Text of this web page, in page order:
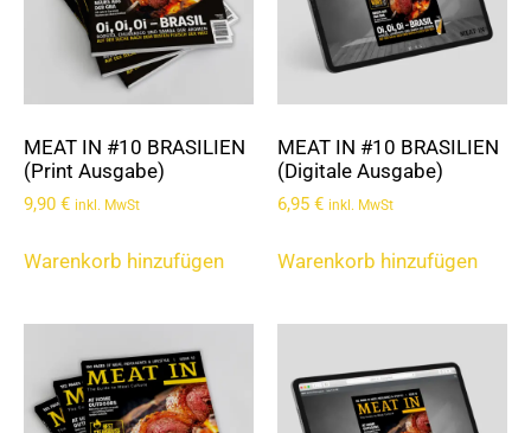
MEAT IN #10 BRASILIEN
(Print Ausgabe)
9,90 € inkl. MwSt
Warenkorb hinzufügen
MEAT IN #10 BRASILIEN
(Digitale Ausgabe)
6,95 € inkl. MwSt
Warenkorb hinzufügen